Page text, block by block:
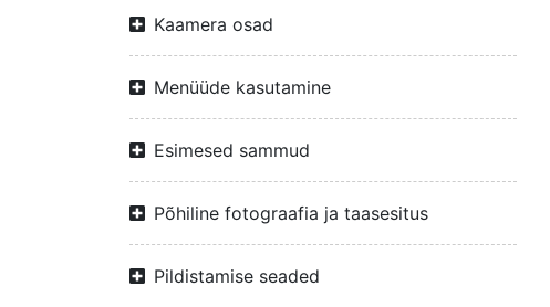
Kaamera osad
Menüüde kasutamine
Esimesed sammud
Põhiline fotograafia ja taasesitus
Pildistamise seaded